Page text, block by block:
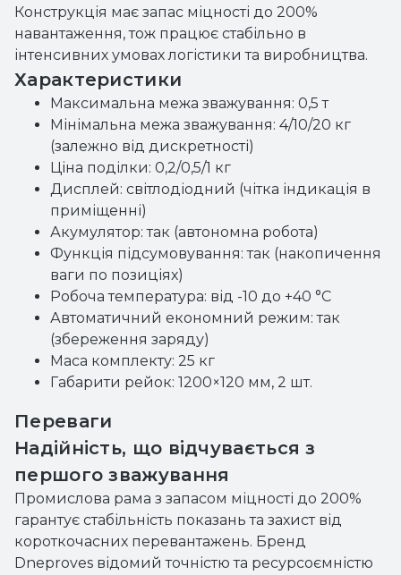
Конструкція має запас міцності до 200%
навантаження, тож працює стабільно в
інтенсивних умовах логістики та виробництва.
Характеристики
Максимальна межа зважування: 0,5 т
Мінімальна межа зважування: 4/10/20 кг
(залежно від дискретності)
Ціна поділки: 0,2/0,5/1 кг
Дисплей: світлодіодний (чітка індикація в
приміщенні)
Акумулятор: так (автономна робота)
Функція підсумовування: так (накопичення
ваги по позиціях)
Робоча температура: від -10 до +40 °C
Автоматичний економний режим: так
(збереження заряду)
Маса комплекту: 25 кг
Габарити рейок: 1200×120 мм, 2 шт.
Переваги
Надійність, що відчувається з
першого зважування
Промислова рама з запасом міцності до 200%
гарантує стабільність показань та захист від
короткочасних перевантажень. Бренд
Dneproves відомий точністю та ресурсоємністю